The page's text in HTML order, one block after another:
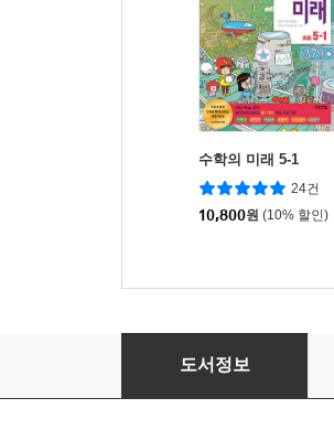
수학의 미래 5-1
24건
10,800원 (10% 할인)
수능까지 이어지는 초등
도서정보